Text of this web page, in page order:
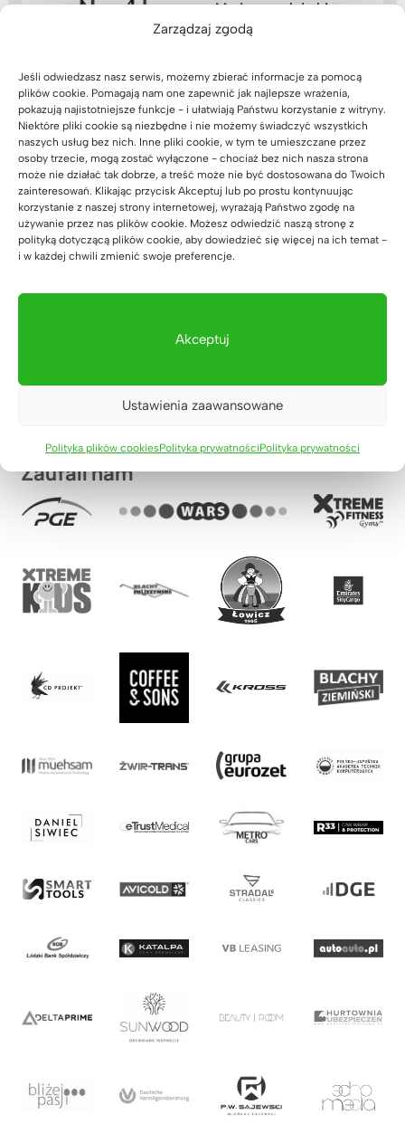
Zarządzaj zgodą
Jeśli odwiedzasz nasz serwis, możemy zbierać informacje za pomocą
plików cookie. Pomagają nam one zapewnić jak najlepsze wrażenia,
pokazują najistotniejsze funkcje - i ułatwiają Państwu korzystanie z witryny.
Niektóre pliki cookie są niezbędne i nie możemy świadczyć wszystkich
naszych usług bez nich. Inne pliki cookie, w tym te umieszczane przez
osoby trzecie, mogą zostać wyłączone - chociaż bez nich nasza strona
może nie działać tak dobrze, a treść może nie być dostosowana do Twoich
zainteresowań. Klikając przycisk Akceptuj lub po prostu kontynuując
korzystanie z naszej strony internetowej, wyrażają Państwo zgodę na
używanie przez nas plików cookie. Możesz odwiedzić naszą stronę z
polityką dotyczącą plików cookie, aby dowiedzieć się więcej na ich temat -
i w każdej chwili zmienić swoje preferencje.
Akceptuj
Ustawienia zaawansowane
Polityka plików cookiesPolityka prywatnościPolityka prywatności
Modny regał do biura
lub gabinetu na 5 półek
5.00
na 5
Komoda do biura lub
gabinetu. Styl
nowoczesny, loft.
Czarna. szer. 140cm
Oceniono
3.239zł
Zaufali nam